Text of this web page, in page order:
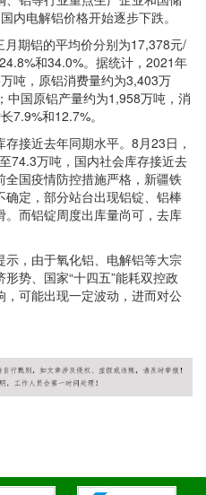
内电解铝价格开始逐步下跌。
期铝的平均价分别为17,378元/
和34.0%。据统计，2021年
吨，原铝消费量约为3,403万
中国原铝产量约为1,958万吨，消
7.9%和12.7%。
接近去年同期水平。8月23日，
74.3万吨，国内社会库存接近去
国疫情防控措施严格，新疆铁
定，部分站台出现铝锭、铝棒
而铝锭周度出库量尚可，去库
，由于氧化铝、电解铝等大宗
势、国家“十四五”能耗双控政
可能出现一定波动，进而对公